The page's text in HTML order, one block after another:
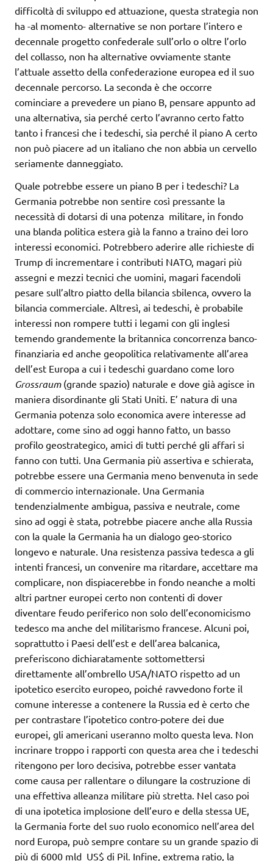
difficoltà di sviluppo ed attuazione, questa strategia non
ha -al momento- alternative se non portare l’intero e
decennale progetto confederale sull’orlo o oltre l’orlo
del collasso, non ha alternative ovviamente stante
l’attuale assetto della confederazione europea ed il suo
decennale percorso. La seconda è che occorre
cominciare a prevedere un piano B, pensare appunto ad
una alternativa, sia perché certo l’avranno certo fatto
tanto i francesi che i tedeschi, sia perché il piano A certo
non può piacere ad un italiano che non abbia un cervello
seriamente danneggiato.
Quale potrebbe essere un piano B per i tedeschi? La
Germania potrebbe non sentire così pressante la
necessità di dotarsi di una potenza militare, in fondo
una blanda politica estera già la fanno a traino dei loro
interessi economici. Potrebbero aderire alle richieste di
Trump di incrementare i contributi NATO, magari più
assegni e mezzi tecnici che uomini, magari facendoli
pesare sull’altro piatto della bilancia sbilenca, ovvero la
bilancia commerciale. Altresì, ai tedeschi, è probabile
interessi non rompere tutti i legami con gli inglesi
temendo grandemente la britannica concorrenza banco-
finanziaria ed anche geopolitica relativamente all’area
dell’est Europa a cui i tedeschi guardano come loro
Grossraum(grande spazio) naturale e dove già agisce in
maniera disordinante gli Stati Uniti. E’ natura di una
Germania potenza solo economica avere interesse ad
adottare, come sino ad oggi hanno fatto, un basso
profilo geostrategico, amici di tutti perché gli affari si
fanno con tutti. Una Germania più assertiva e schierata,
potrebbe essere una Germania meno benvenuta in sede
di commercio internazionale. Una Germania
tendenzialmente ambigua, passiva e neutrale, come
sino ad oggi è stata, potrebbe piacere anche alla Russia
con la quale la Germania ha un dialogo geo-storico
longevo e naturale. Una resistenza passiva tedesca a gli
intenti francesi, un convenire ma ritardare, accettare ma
complicare, non dispiacerebbe in fondo neanche a molti
altri partner europei certo non contenti di dover
diventare feudo periferico non solo dell’economicismo
tedesco ma anche del militarismo francese. Alcuni poi,
soprattutto i Paesi dell’est e dell’area balcanica,
preferiscono dichiaratamente sottomettersi
direttamente all’ombrello USA/NATO rispetto ad un
ipotetico esercito europeo, poiché ravvedono forte il
comune interesse a contenere la Russia ed è certo che
per contrastare l’ipotetico contro-potere dei due
europei, gli americani useranno molto questa leva. Non
incrinare troppo i rapporti con questa area che i tedeschi
ritengono per loro decisiva, potrebbe esser vantata
come causa per rallentare o dilungare la costruzione di
una effettiva alleanza militare più stretta. Nel caso poi
di una ipotetica implosione dell’euro e della stessa UE,
la Germania forte del suo ruolo economico nell’area del
nord Europa, può sempre contare su un grande spazio di
più di 6000 mld US$ di Pil. Infine, extrema ratio, la